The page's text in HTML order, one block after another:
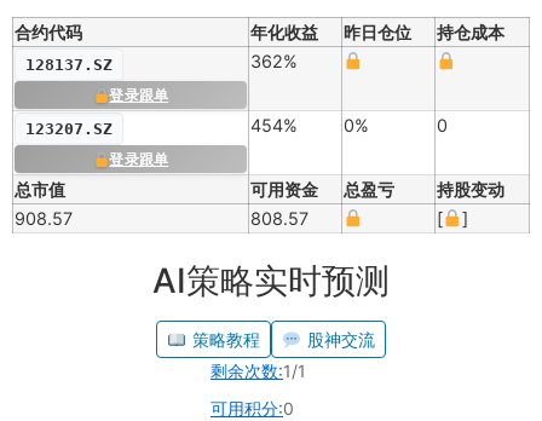
合约代码 年化收益 昨日仓位 持仓成本
128137.SZ
登录跟单
362%
123207.SZ
登录跟单
454% 0% 0
总市值 可用资金 总盈亏
持股变动
908.57
808.57 [ ]
AI策略实时预测
策略教程
股神交流
剩余次数:1/1
可用积分:0